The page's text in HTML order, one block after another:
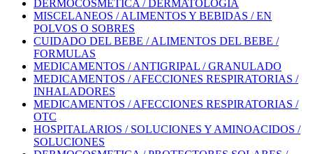
DERMOCOSMETICA / DERMATOLOGIA
MISCELANEOS / ALIMENTOS Y BEBIDAS / EN
POLVOS O SOBRES
CUIDADO DEL BEBE / ALIMENTOS DEL BEBE /
FORMULAS
MEDICAMENTOS / ANTIGRIPAL / GRANULADO
MEDICAMENTOS / AFECCIONES RESPIRATORIAS /
INHALADORES
MEDICAMENTOS / AFECCIONES RESPIRATORIAS /
OTC
HOSPITALARIOS / SOLUCIONES Y AMINOACIDOS /
SOLUCIONES